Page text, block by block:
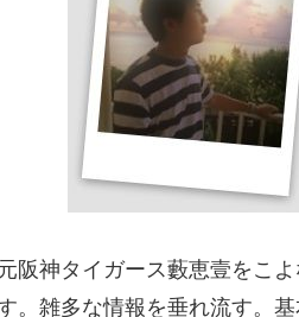
阪神タイガース藪恵壹をこ
。雑多な情報を垂れ流す。基